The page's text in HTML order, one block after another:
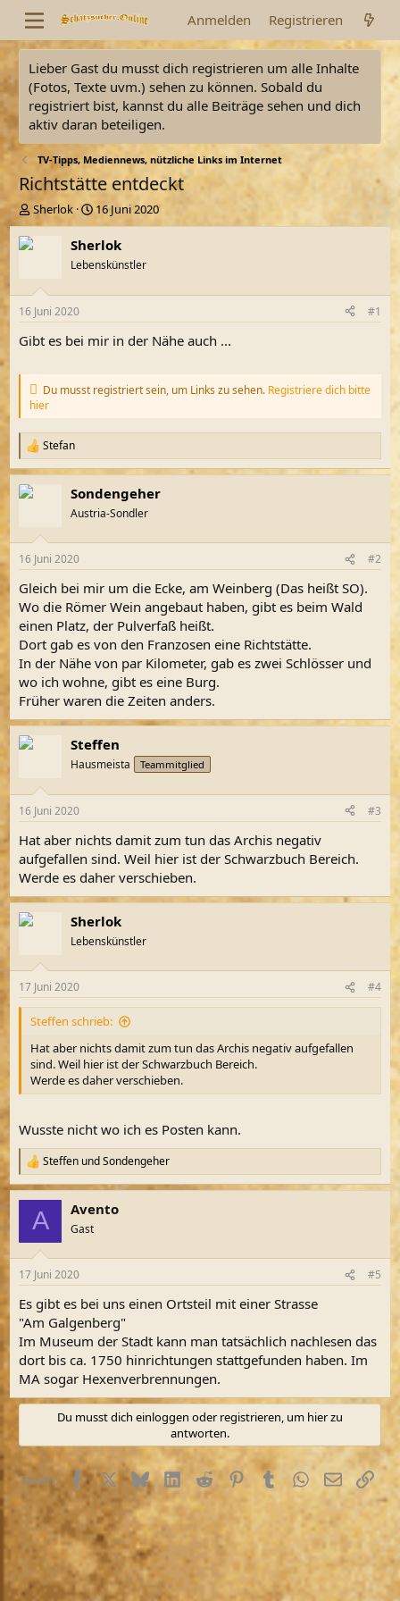
Anmelden Registrieren
Lieber Gast du musst dich registrieren um alle Inhalte
(Fotos, Texte uvm.) sehen zu können. Sobald du
registriert bist, kannst du alle Beiträge sehen und dich
aktiv daran beteiligen.
TV-Tipps, Mediennews, nützliche Links im Internet
Richtstätte entdeckt
E
r
s
l
e
r
Sherlok
E
r
s
e
t
a
16 Juni 2020
Sherlok
Lebenskünstler
16 Juni 2020 #1
Gibt es bei mir in der Nähe auch ...
Du musst registriert sein, um Links zu sehen. Registriere dich bitte
hier
R
e
a
k
e
:
Stefan
Sondengeher
Austria-Sondler
16 Juni 2020 #2
Gleich bei mir um die Ecke, am Weinberg (Das heißt SO).
Wo die Römer Wein angebaut haben, gibt es beim Wald
einen Platz, der Pulverfaß heißt.
Dort gab es von den Franzosen eine Richtstätte.
In der Nähe von par Kilometer, gab es zwei Schlösser und
wo ich wohne, gibt es eine Burg.
Früher waren die Zeiten anders.
Steffen
Hausmeista Teammitglied
16 Juni 2020 #3
Hat aber nichts damit zum tun das Archis negativ
aufgefallen sind. Weil hier ist der Schwarzbuch Bereich.
Werde es daher verschieben.
Sherlok
Lebenskünstler
17 Juni 2020 #4
Steffen schrieb:
Hat aber nichts damit zum tun das Archis negativ aufgefallen
sind. Weil hier ist der Schwarzbuch Bereich.
Werde es daher verschieben.
Wusste nicht wo ich es Posten kann.
R
e
a
e
:
Steffen undSondengeher
A Avento
Gast
17 Juni 2020 #5
Es gibt es bei uns einen Ortsteil mit einer Strasse
"Am Galgenberg"
Im Museum der Stadt kann man tatsächlich nachlesen das
dort bis ca. 1750 hinrichtungen stattgefunden haben. Im
MA sogar Hexenverbrennungen.
Du musst dich einloggen oder registrieren, um hier zu
antworten.
Teilen: FacebookX (Twitter)
BlueskyLinkedIn
Reddit PinterestTumblrWhatsApp
E-MailLink